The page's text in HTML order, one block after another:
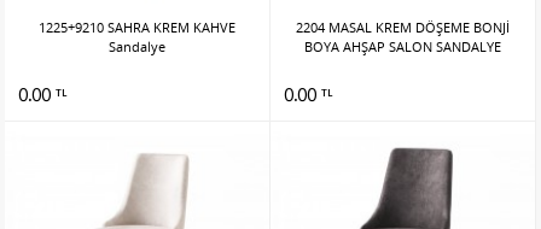
1225+9210 SAHRA KREM KAHVE
Sandalye
0.00 TL
2204 MASAL KREM DÖŞEME BONJİ
BOYA AHŞAP SALON SANDALYE
0.00 TL